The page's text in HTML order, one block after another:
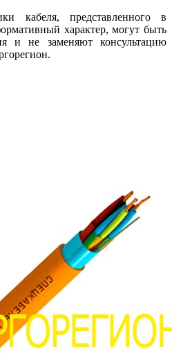
кабеля, представленного в
характер, могут быть
и не заменяют консультацию